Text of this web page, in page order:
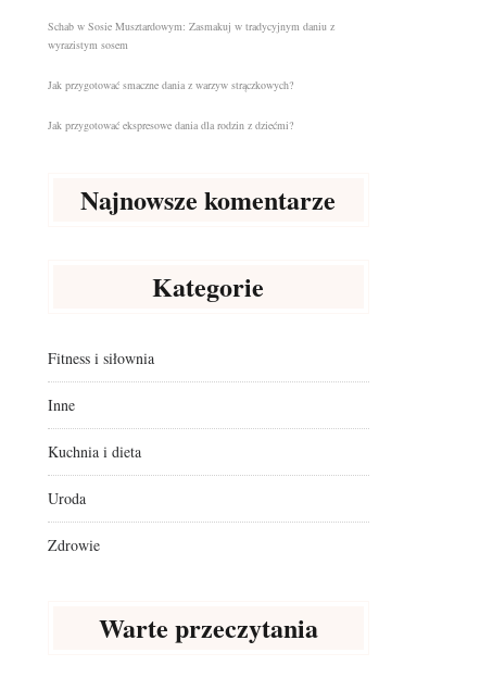
Schab w Sosie Musztardowym: Zasmakuj w tradycyjnym daniu z
wyrazistym sosem
Jak przygotować smaczne dania z warzyw strączkowych?
Jak przygotować ekspresowe dania dla rodzin z dziećmi?
Najnowsze komentarze
Kategorie
Fitness i siłownia
Inne
Kuchnia i dieta
Uroda
Zdrowie
Warte przeczytania